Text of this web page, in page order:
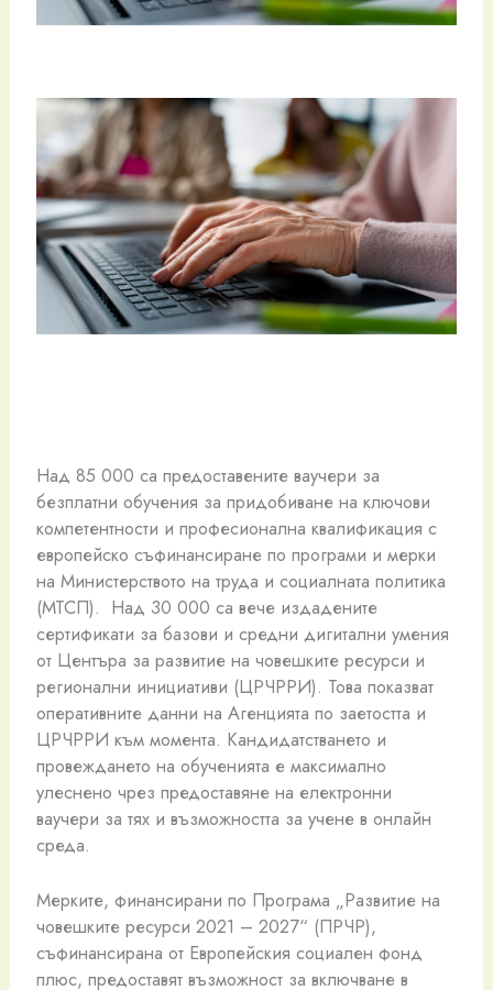
Над 85 000 са предоставените ваучери за
безплатни обучения за придобиване на ключови
компетентности и професионална квалификация с
европейско съфинансиране по програми и мерки
на Министерството на труда и социалната политика
(МТСП). Над 30 000 са вече издадените
сертификати за базови и средни дигитални умения
от Центъра за развитие на човешките ресурси и
регионални инициативи (ЦРЧРРИ). Това показват
оперативните данни на Агенцията по заетостта и
ЦРЧРРИ към момента. Кандидатстването и
провеждането на обученията е максимално
улеснено чрез предоставяне на електронни
ваучери за тях и възможността за учене в онлайн
среда.
Мерките, финансирани по Програма „Развитие на
човешките ресурси 2021 – 2027“ (ПРЧР),
съфинансирана от Европейския социален фонд
плюс, предоставят възможност за включване в